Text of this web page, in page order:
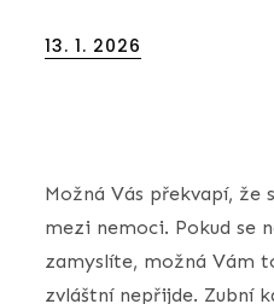
Posted
13. 1. 2026
Možná Vás překvapí, že
mezi nemoci. Pokud se
zamyslíte, možná Vám
zvláštní nepřijde. Zubní